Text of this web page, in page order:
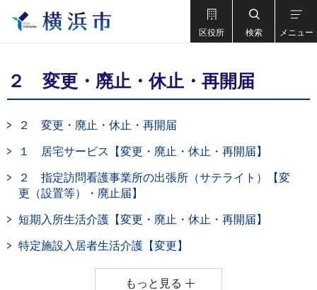
区役所 検索 メニュー
２ 変更・廃止・休止・再開届
２ 変更・廃止・休止・再開届
１ 居宅サービス【変更・廃止・休止・再開届】
２ 指定訪問看護事業所の出張所（サテライト）【変
更（設置等）・廃止届】
短期入所生活介護【変更・廃止・休止・再開届】
特定施設入居者生活介護【変更】
もっと見る